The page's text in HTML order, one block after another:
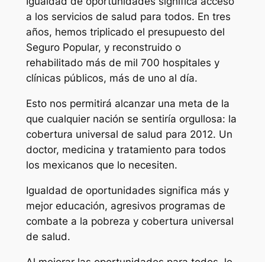
a los servicios de salud para todos. En tres
años, hemos triplicado el presupuesto del
Seguro Popular, y reconstruido o
rehabilitado más de mil 700 hospitales y
clínicas públicos, más de uno al día.
Esto nos permitirá alcanzar una meta de la
que cualquier nación se sentiría orgullosa: la
cobertura universal de salud para 2012. Un
doctor, medicina y tratamiento para todos
los mexicanos que lo necesiten.
Igualdad de oportunidades significa más y
mejor educación, agresivos programas de
combate a la pobreza y cobertura universal
de salud.